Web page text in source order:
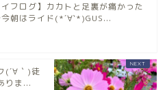
イフログ】カカトと足裏が痛かった
今朝はライド(*´∀`*)GUS...
(´∀｀)徒
りま...